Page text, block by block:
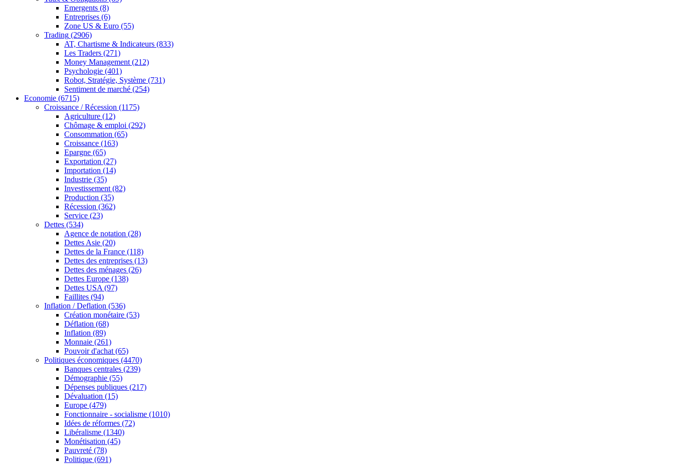
Emergents (8)
Entreprises (6)
Zone US & Euro (55)
Trading (2906)
AT, Chartisme & Indicateurs (833)
Les Traders (271)
Money Management (212)
Psychologie (401)
Robot, Stratégie, Système (731)
Sentiment de marché (254)
Economie (6715)
Croissance / Récession (1175)
Agriculture (12)
Chômage & emploi (292)
Consommation (65)
Croissance (163)
Epargne (65)
Exportation (27)
Importation (14)
Industrie (35)
Investissement (82)
Production (35)
Récession (362)
Service (23)
Dettes (534)
Agence de notation (28)
Dettes Asie (20)
Dettes de la France (118)
Dettes des entreprises (13)
Dettes des ménages (26)
Dettes Europe (138)
Dettes USA (97)
Faillites (94)
Inflation / Deflation (536)
Création monétaire (53)
Déflation (68)
Inflation (89)
Monnaie (261)
Pouvoir d'achat (65)
Politiques économiques (4470)
Banques centrales (239)
Démographie (55)
Dépenses publiques (217)
Dévaluation (15)
Europe (479)
Fonctionnaire - socialisme (1010)
Idées de réformes (72)
Libéralisme (1340)
Monétisation (45)
Pauvreté (78)
Politique (691)